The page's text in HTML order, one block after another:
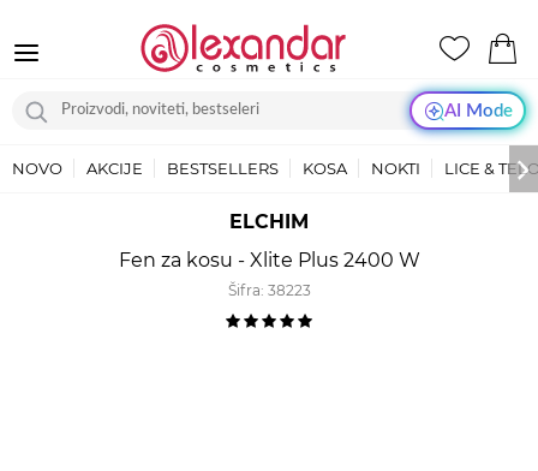
AI Mode
NOVO AKCIJE BESTSELLERS KOSA NOKTI LICE &
ELCHIM
Fen za kosu - Xlite Plus 2400 W
Šifra: 38223